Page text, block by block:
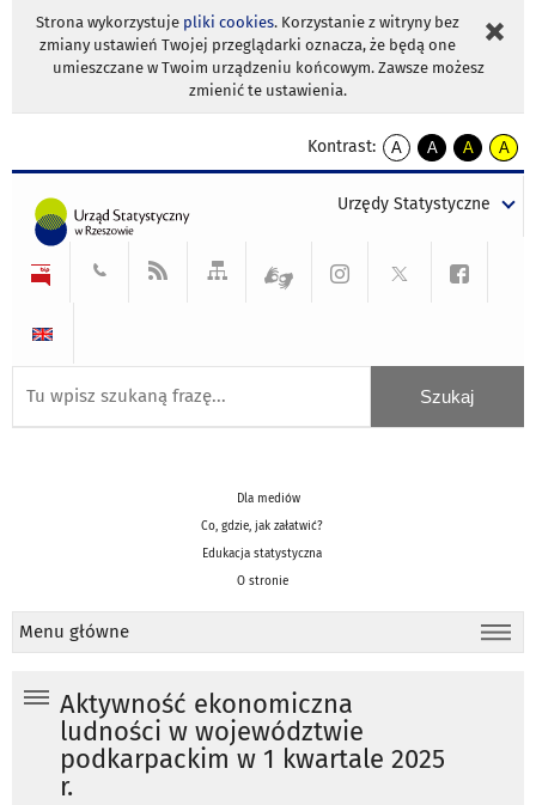
Strona wykorzystuje pliki cookies. Korzystanie z witryny bez
zmiany ustawień Twojej przeglądarki oznacza, że będą one
umieszczane w Twoim urządzeniu końcowym. Zawsze możesz
zmienić te ustawienia.
Kontrast:
A
kontrast
A
kontrast
tekst
czarnym
A
kontrast
tekst
czarnym
A
tekst
żółtym
Urzędy Statystyczne
Dla mediów
Co, gdzie, jak załatwić?
Edukacja statystyczna
O stronie
Menu główne
Aktywność ekonomiczna
ludności w województwie
podkarpackim w 1 kwartale 2025
r.